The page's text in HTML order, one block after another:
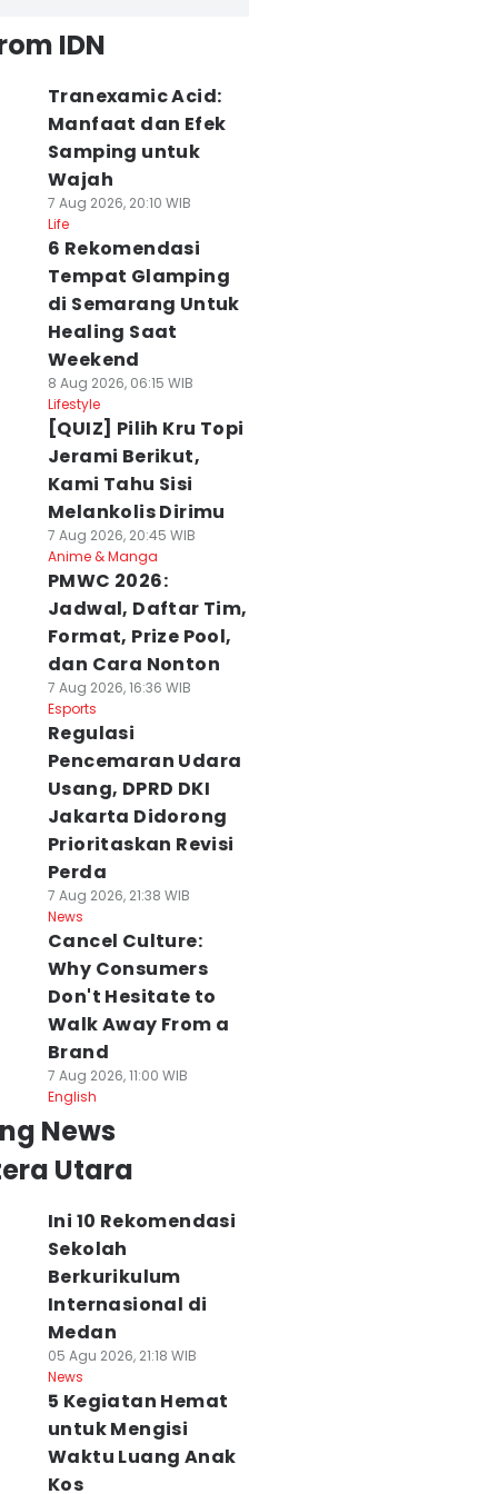
IDN
Tranexamic Acid:
Manfaat dan Efek
Samping untuk
Wajah
7 Aug 2026, 20:10 WIB
Life
6 Rekomendasi
Tempat Glamping
di Semarang Untuk
Healing Saat
Weekend
8 Aug 2026, 06:15 WIB
Lifestyle
[QUIZ] Pilih Kru Topi
Jerami Berikut,
Kami Tahu Sisi
Melankolis Dirimu
7 Aug 2026, 20:45 WIB
Anime & Manga
PMWC 2026:
Jadwal, Daftar Tim,
Format, Prize Pool,
dan Cara Nonton
7 Aug 2026, 16:36 WIB
Esports
Regulasi
Pencemaran Udara
Usang, DPRD DKI
Jakarta Didorong
Prioritaskan Revisi
Perda
7 Aug 2026, 21:38 WIB
News
Cancel Culture:
Why Consumers
Don't Hesitate to
Walk Away From a
Brand
7 Aug 2026, 11:00 WIB
English
News
Utara
Ini 10 Rekomendasi
Sekolah
Berkurikulum
Internasional di
Medan
05 Agu 2026, 21:18 WIB
News
5 Kegiatan Hemat
untuk Mengisi
Waktu Luang Anak
Kos